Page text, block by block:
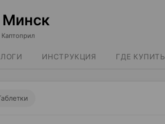
Минск
Каптоприл
ИНСТРУКЦИЯ ГДЕ КУПИТЬ